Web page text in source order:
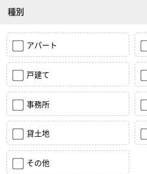
種別
アパート
戸建て
事務所
貸土地
その他